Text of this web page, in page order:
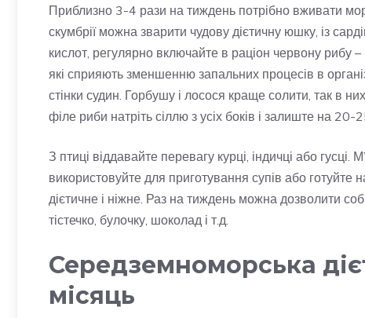
Приблизно 3-4 рази на тиждень потрібно вживати
скумбрії можна зварити чудову дієтичну юшку, із
кислот, регулярно включайте в раціон червону рибу
які сприяють зменшенню запальних процесів в
стінки судин. Горбушу і лосося краще солити, так в
філе риби натріть сіллю з усіх боків і залиште на
З птиці віддавайте перевагу курці, індичці або
використовуйте для приготування супів або
дієтичне і ніжне. Раз на тиждень можна дозволити
тістечко, булочку, шоколад і т.д.
Середземноморська
місяць